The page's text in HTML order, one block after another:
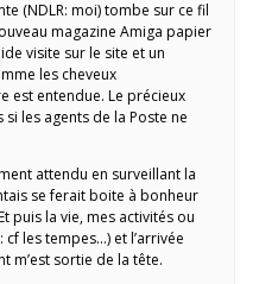
(NDLR: moi) tombe sur ce fil
magazine Amiga papier
visite sur le site et un
les cheveux
est entendue. Le précieux
les agents de la Poste ne
attendu en surveillant la
se ferait boite à bonheur
puis la vie, mes activités ou
les tempes…) et l’arrivée
m’est sortie de la tête.